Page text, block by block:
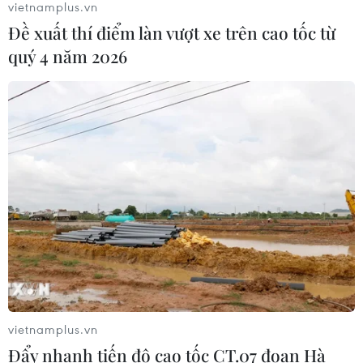
Tính bổ trợ cao giữa Việt Nam và
chuỗi cung ứng
10/08/2026 05:50
CƠ QUAN CHỦ QUẢN: THÔNG TẤN XÃ VIỆT NAM
Tổng Biên tập: TRẦN TIẾN DUẨN
Phó Tổng Biên tập: NGUYỄN THỊ TÁM, KHÚC THANH
vietnamplus.vn
Đề xuất thí điểm làn vượt xe trên cao tốc từ
quý 4 năm 2026
vietnamplus.vn
Đẩy nhanh tiến độ cao tốc CT.07 đoạn Hà